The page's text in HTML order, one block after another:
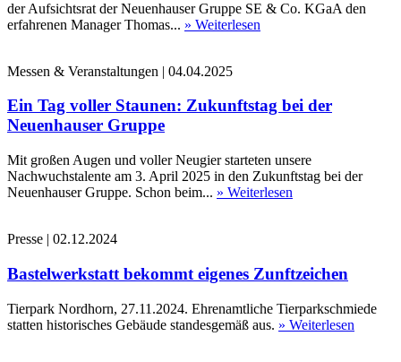
der Aufsichtsrat der Neuenhauser Gruppe SE & Co. KGaA den
erfahrenen Manager Thomas... » Weiterlesen
Messen & Veranstaltungen | 04.04.2025
Ein Tag voller Staunen: Zukunftstag bei der
Neuenhauser Gruppe
Mit großen Augen und voller Neugier starteten unsere
Nachwuchstalente am 3. April 2025 in den Zukunftstag bei der
Neuenhauser Gruppe. Schon beim... » Weiterlesen
Presse | 02.12.2024
Bastelwerkstatt bekommt eigenes Zunftzeichen
Tierpark Nordhorn, 27.11.2024. Ehrenamtliche Tierparkschmiede
statten historisches Gebäude standesgemäß aus. » Weiterlesen